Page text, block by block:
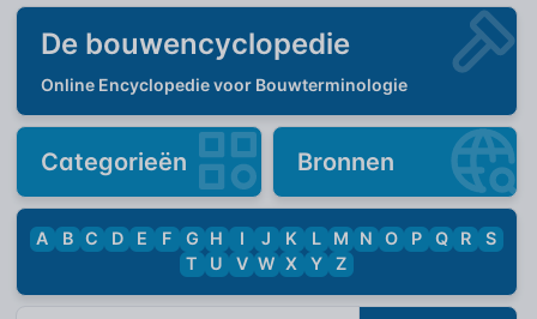
De bouwencyclopedie
Online Encyclopedie voor Bouwterminologie
Categorieën Bronnen
A B C D E F G H I J K L M N O P Q R
S
T
U V W X Y Z